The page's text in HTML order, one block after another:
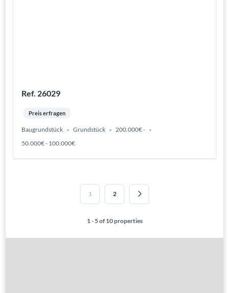
Ref. 26029
Preis erfragen
Baugrundstück Grundstück
200.000€ -
50.000€ - 100.000€
1 2
1 - 5 of 10 properties